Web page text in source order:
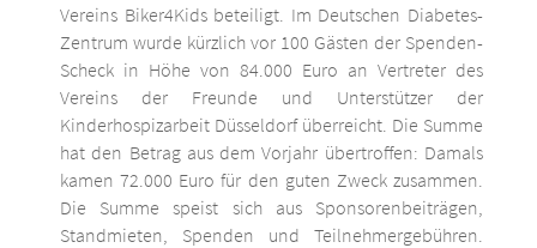
Vereins Biker4Kids beteiligt. Im Deutschen Diabetes-
Zentrum wurde kürzlich vor 100 Gästen der Spenden-
Scheck in Höhe von 84.000 Euro an Vertreter des
Vereins der Freunde und Unterstützer der
Kinderhospizarbeit Düsseldorf überreicht. Die Summe
hat den Betrag aus dem Vorjahr übertroffen: Damals
kamen 72.000 Euro für den guten Zweck zusammen.
Die Summe speist sich aus Sponsorenbeiträgen,
Standmieten, Spenden und Teilnehmergebühren.